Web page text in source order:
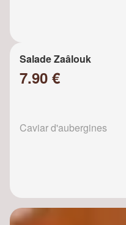
Salade Zaâlouk
7.90 €
Caviar d'aubergines